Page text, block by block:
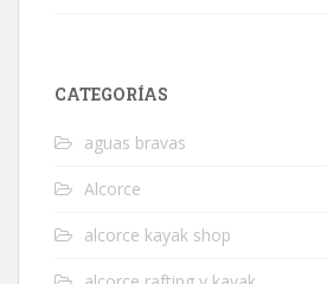
CATEGORÍAS
aguas bravas
Alcorce
alcorce kayak shop